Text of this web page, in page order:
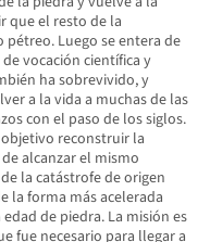
que el resto de la
Luego se entera de
vocación científica y
ha sobrevivido, y
a la vida a muchas de las
con el paso de los siglos.
reconstruir la
alcanzar el mismo
la catástrofe de origen
la forma más acelerada
de piedra. La misión es
fue necesario para llegar a